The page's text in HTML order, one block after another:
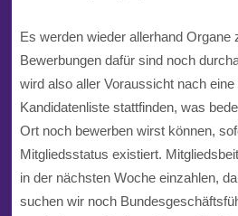
Es werden wieder allerhand Organe
Bewerbungen dafür sind noch
wird also aller Voraussicht nach
Kandidatenliste stattfinden, was
Ort noch bewerben wirst können,
Mitgliedsstatus existiert.
in der nächsten Woche einzahlen,
suchen wir noch